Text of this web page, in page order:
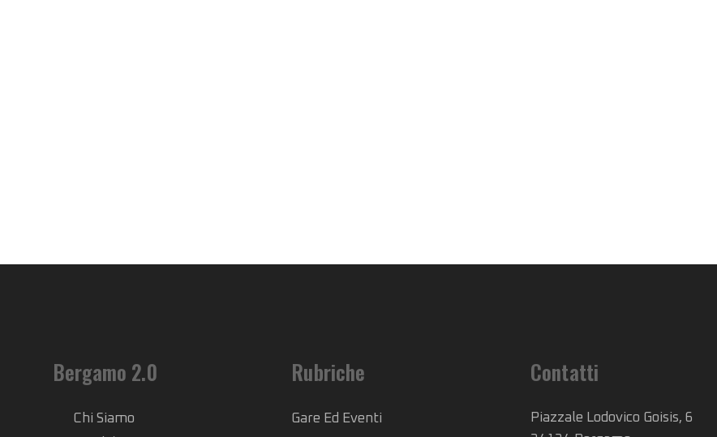
Bergamo 2.0
Chi Siamo
Rubriche
Gare Ed Eventi
Contatti
Piazzale Lodovico Goisis, 6